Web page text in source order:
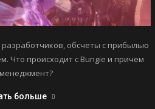
обсчеты с прибылью
Что происходит с Bungie и причем
больше